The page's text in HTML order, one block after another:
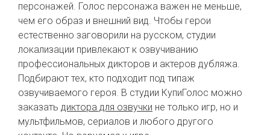
персонажей. Голос персонажа важен не меньше,
чем его образ и внешний вид. Чтобы герои
естественно заговорили на русском, студии
локализации привлекают к озвучиванию
профессиональных дикторов и актеров дубляжа.
Подбирают тех, кто подходит под типаж
озвучиваемого героя. В студии КупиГолос можно
заказать диктора для озвучки не только игр, но и
мультфильмов, сериалов и любого другого